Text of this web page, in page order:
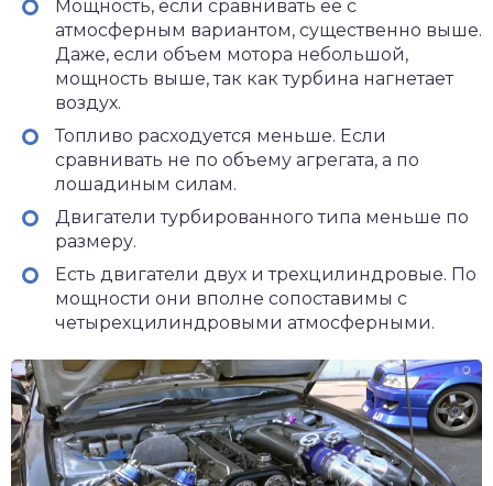
Мощность, если сравнивать ее с
атмосферным вариантом, существенно выше.
Даже, если объем мотора небольшой,
мощность выше, так как турбина нагнетает
воздух.
Топливо расходуется меньше. Если
сравнивать не по объему агрегата, а по
лошадиным силам.
Двигатели турбированного типа меньше по
размеру.
Есть двигатели двух и трехцилиндровые. По
мощности они вполне сопоставимы с
четырехцилиндровыми атмосферными.